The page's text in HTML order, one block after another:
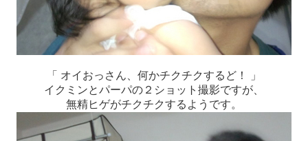
「 オイおっさん、何かチクチクするど！ 」
イクミンとパーパの２ショット撮影ですが、
無精ヒゲがチクチクするようです。